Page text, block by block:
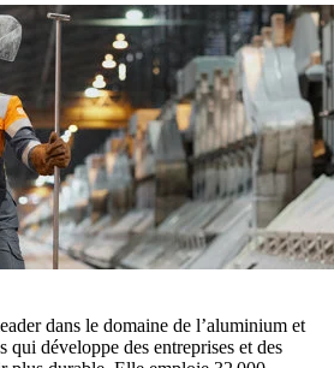
dans le domaine de l’aluminium et
qui développe des entreprises et des